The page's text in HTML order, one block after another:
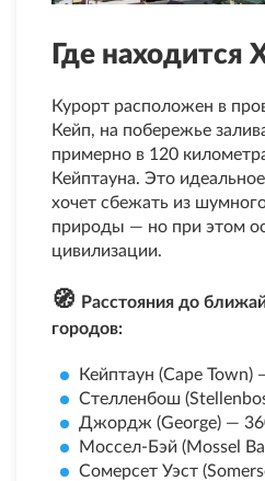
Где находится
Курорт расположен в
Кейп, на побережье
примерно в 120
Кейптауна. Это
хочет сбежать из
природы — но при этом
цивилизации.
🧭 Расстояния до
городов:
Кейптаун (Cape Town)
Стелленбош
Джордж (George) —
Моссел-Бэй (Mossel
Сомерсет Уэст